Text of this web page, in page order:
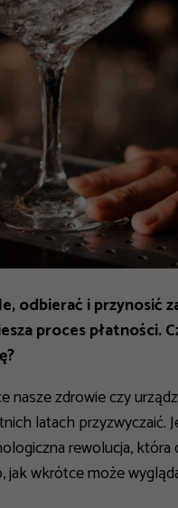
odbierać i przynosić
proces płatności.
zdrowie czy
latach przyzwyczaić.
rewolucja, która
jak wkrótce może